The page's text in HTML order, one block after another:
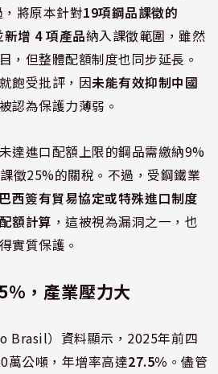
，將原本針對19項鋼品課徵的
新增 4 項產品納入課徵範圍，雖然
，但整體配額制度也同步延長。
飽受批評，因未能有效抑制中國
認為保護力薄弱。
達進口配額上限的鋼品需繳納9%
徵25%的關稅。不過，受鋼鐵業
西簽有貿易協定或特殊進口制度
額計算 ，這被視為漏洞之一，也
實質保護。
，產業壓力大
Brasil）資料顯示，2025年前四
萬公噸，年增率高達27.5% 。儘管